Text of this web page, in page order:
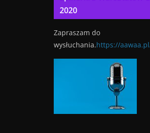
2020
Zapraszam do
wysłuchania.https://